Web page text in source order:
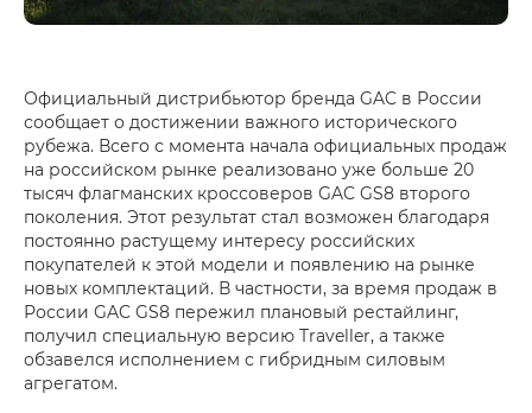
Официальный дистрибьютор бренда GAC в России
сообщает о достижении важного исторического
рубежа. Всего с момента начала официальных продаж
на российском рынке реализовано уже больше 20
тысяч флагманских кроссоверов GAC GS8 второго
поколения. Этот результат стал возможен благодаря
постоянно растущему интересу российских
покупателей к этой модели и появлению на рынке
новых комплектаций. В частности, за время продаж в
России GAC GS8 пережил плановый рестайлинг,
получил специальную версию Traveller, а также
обзавелся исполнением с гибридным силовым
агрегатом.